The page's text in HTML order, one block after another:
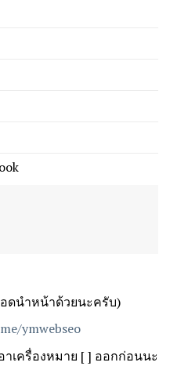
ดนำหน้าด้วยนะครับ)
ymwebseo
าเครื่องหมาย [ ] ออกก่อนนะ